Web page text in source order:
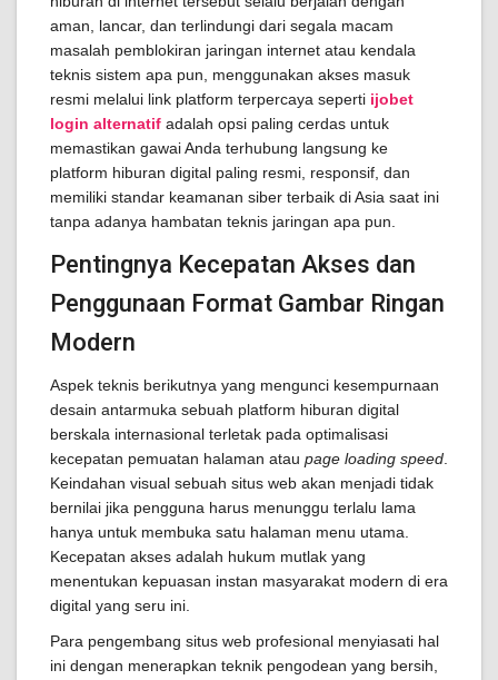
aman, lancar, dan terlindungi dari segala macam
masalah pemblokiran jaringan internet atau kendala
teknis sistem apa pun, menggunakan akses masuk
resmi melalui link platform terpercaya seperti ijobet
login alternatif adalah opsi paling cerdas untuk
memastikan gawai Anda terhubung langsung ke
platform hiburan digital paling resmi, responsif, dan
memiliki standar keamanan siber terbaik di Asia saat ini
tanpa adanya hambatan teknis jaringan apa pun.
Pentingnya Kecepatan Akses dan
Penggunaan Format Gambar Ringan
Modern
Aspek teknis berikutnya yang mengunci kesempurnaan
desain antarmuka sebuah platform hiburan digital
berskala internasional terletak pada optimalisasi
kecepatan pemuatan halaman atau page loading speed
Keindahan visual sebuah situs web akan menjadi tidak
bernilai jika pengguna harus menunggu terlalu lama
hanya untuk membuka satu halaman menu utama.
Kecepatan akses adalah hukum mutlak yang
menentukan kepuasan instan masyarakat modern di era
digital yang seru ini.
Para pengembang situs web profesional menyiasati hal
ini dengan menerapkan teknik pengodean yang bersih,